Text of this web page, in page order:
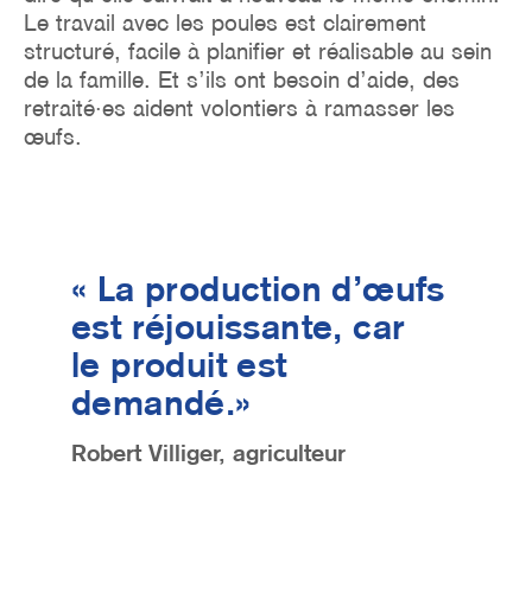
Le travail avec les poules est clairement
structuré, facile à planifier et réalisable au sein
de la famille. Et s’ils ont besoin d’aide, des
retraité·es aident volontiers à ramasser les
œufs.
« La production d’œufs
est réjouissante, car
le produit est
demandé.»
Robert Villiger, agriculteur